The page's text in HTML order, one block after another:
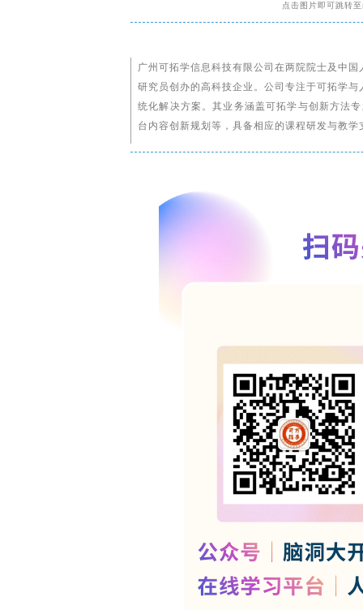
点击图片即可跳转
广州可拓学信息科技有限公司在两院院士及中
研究员创办的高科技企业。公司专注于可拓学
统化解决方案。其业务涵盖可拓学与创新方法
台内容创新规划等，具备相应的课程研发与教学